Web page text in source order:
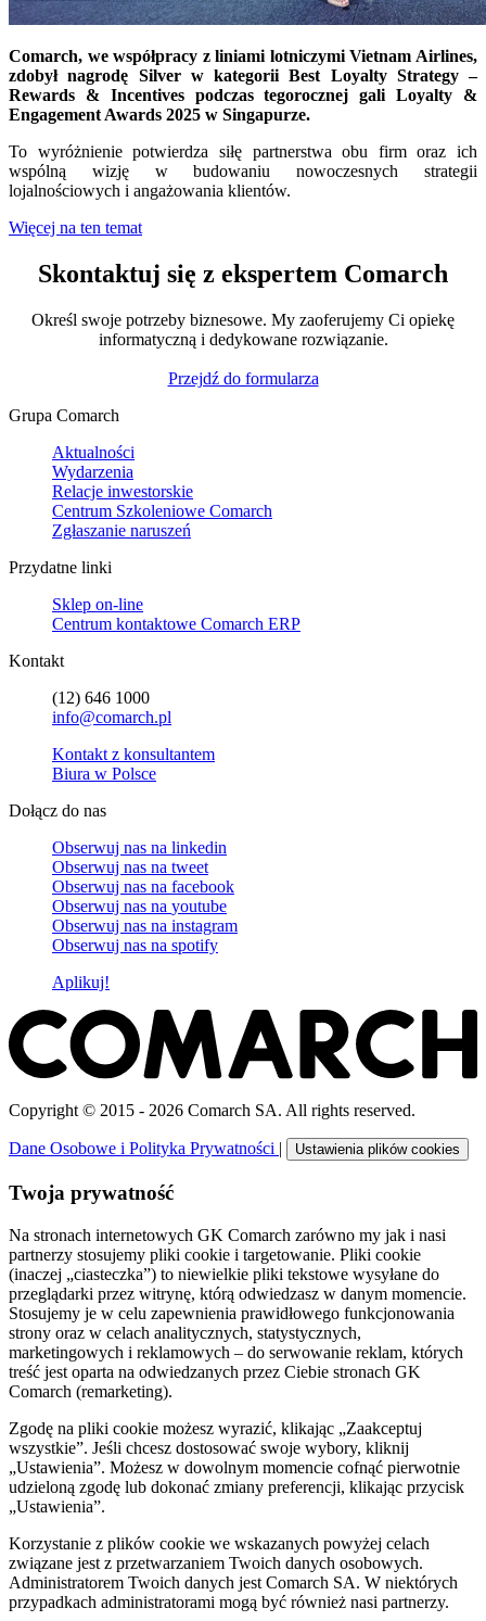
Comarch, we współpracy z liniami lotniczymi Vietnam Airlines,
zdobył nagrodę Silver w kategorii Best Loyalty Strategy –
Rewards & Incentives podczas tegorocznej gali Loyalty &
Engagement Awards 2025 w Singapurze.
To wyróżnienie potwierdza siłę partnerstwa obu firm oraz ich
wspólną wizję w budowaniu nowoczesnych strategii
lojalnościowych i angażowania klientów.
Więcej na ten temat
Skontaktuj się z ekspertem Comarch
Określ swoje potrzeby biznesowe. My zaoferujemy Ci opiekę
informatyczną i dedykowane rozwiązanie.
Przejdź do formularza
Grupa Comarch
Aktualności
Wydarzenia
Relacje inwestorskie
Centrum Szkoleniowe Comarch
Zgłaszanie naruszeń
Przydatne linki
Sklep on-line
Centrum kontaktowe Comarch ERP
Kontakt
(12) 646 1000
info@comarch.pl
Kontakt z konsultantem
Biura w Polsce
Dołącz do nas
Obserwuj nas na linkedin
Obserwuj nas na tweet
Obserwuj nas na facebook
Obserwuj nas na youtube
Obserwuj nas na instagram
Obserwuj nas na spotify
Aplikuj!
Copyright © 2015 - 2026 Comarch SA. All rights reserved.
Dane Osobowe i Polityka Prywatności | Ustawienia plików cookies
Twoja prywatność
Na stronach internetowych GK Comarch zarówno my jak i nasi
partnerzy stosujemy pliki cookie i targetowanie. Pliki cookie
(inaczej „ciasteczka”) to niewielkie pliki tekstowe wysyłane do
przeglądarki przez witrynę, którą odwiedzasz w danym momencie.
Stosujemy je w celu zapewnienia prawidłowego funkcjonowania
strony oraz w celach analitycznych, statystycznych,
marketingowych i reklamowych – do serwowanie reklam, których
treść jest oparta na odwiedzanych przez Ciebie stronach GK
Comarch (remarketing).
Zgodę na pliki cookie możesz wyrazić, klikając „Zaakceptuj
wszystkie”. Jeśli chcesz dostosować swoje wybory, kliknij
„Ustawienia”. Możesz w dowolnym momencie cofnąć pierwotnie
udzieloną zgodę lub dokonać zmiany preferencji, klikając przycisk
„Ustawienia”.
Korzystanie z plików cookie we wskazanych powyżej celach
związane jest z przetwarzaniem Twoich danych osobowych.
Administratorem Twoich danych jest Comarch SA. W niektórych
przypadkach administratorami mogą być również nasi partnerzy.